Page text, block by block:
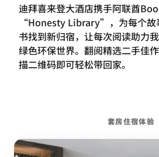
迪拜喜来登大酒店携手阿联酋
“Honesty Library”，为每个故
书找到新归宿，让每次阅读助力
绿色环保世界。翻阅精选二手佳
描二维码即可轻松带回家。
套房住宿体验